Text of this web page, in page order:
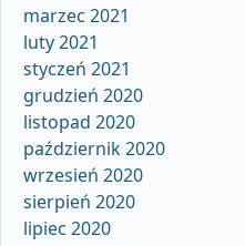
marzec 2021
luty 2021
styczeń 2021
grudzień 2020
listopad 2020
październik 2020
wrzesień 2020
sierpień 2020
lipiec 2020